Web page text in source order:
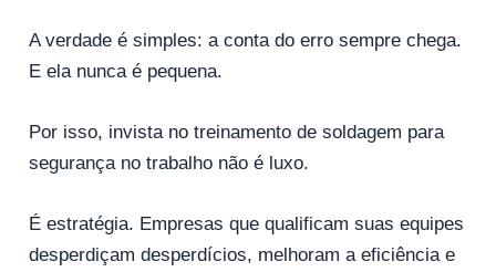
A verdade é simples: a conta do erro sempre chega.
E ela nunca é pequena.
Por isso, invista no treinamento de soldagem para
segurança no trabalho não é luxo.
É estratégia. Empresas que qualificam suas equipes
desperdiçam desperdícios, melhoram a eficiência e